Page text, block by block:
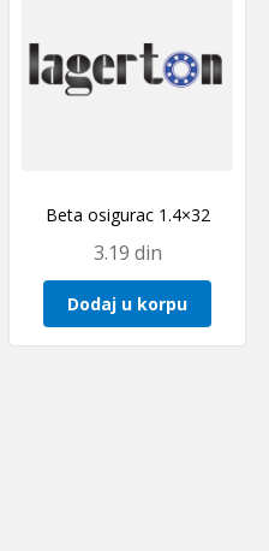
Beta osigurac 1.4×32
3.19 din
Dodaj u korpu